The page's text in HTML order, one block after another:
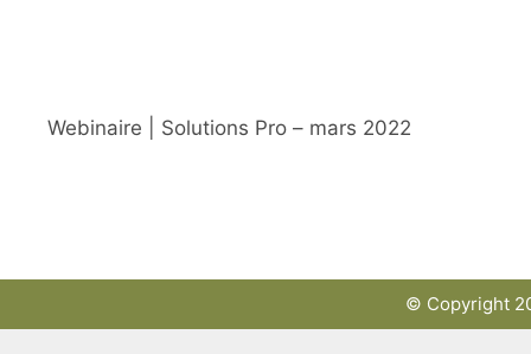
Webinaire | Solutions Pro – mars 2022
© Copyright